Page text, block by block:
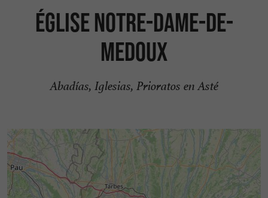
ÉGLISE NOTRE-DAME-DE-
MEDOUX
Abadías, Iglesias, Prioratos en Asté